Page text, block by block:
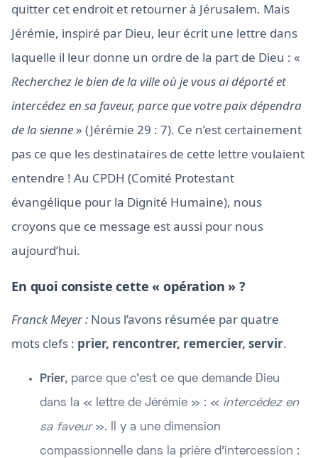
quitter cet endroit et retourner à Jérusalem. Mais
Jérémie, inspiré par Dieu, leur écrit une lettre dans
laquelle il leur donne un ordre de la part de Dieu : «
Recherchez le bien de la ville où je vous ai déporté et
intercédez en sa faveur, parce que votre paix dépendra
de la sienne » (Jérémie 29 : 7). Ce n’est certainement
pas ce que les destinataires de cette lettre voulaient
entendre ! Au CPDH (Comité Protestant
évangélique pour la Dignité Humaine), nous
croyons que ce message est aussi pour nous
aujourd’hui.
En quoi consiste cette « opération » ?
Franck Meyer : Nous l’avons résumée par quatre
mots clefs : prier, rencontrer, remercier, servir.
Prier, parce que c’est ce que demande Dieu
dans la « lettre de Jérémie » : « intercédez en
sa faveur». Il y a une dimension
compassionnelle dans la prière d’intercession :